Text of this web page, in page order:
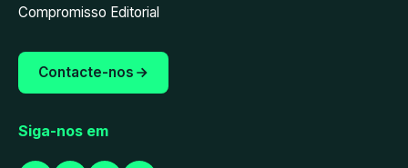
Compromisso Editorial
Contacte-nos
Siga-nos em